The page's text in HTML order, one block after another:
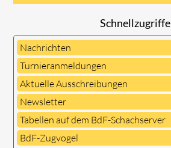
Schnellzugriffe
Nachrichten
Turnieranmeldungen
Aktuelle Ausschreibungen
Newsletter
Tabellen auf dem BdF-Schachserver
BdF-Zugvogel